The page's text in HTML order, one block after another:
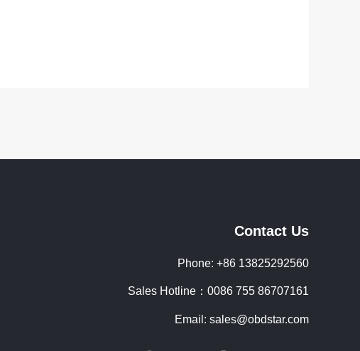
Contact Us
Phone: +86 13825292560
Sales Hotline：0086 755 86707161
Email: sales@obdstar.com